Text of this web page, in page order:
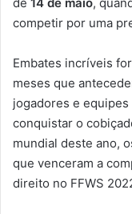
competir por uma
Embates incríveis
meses que
jogadores e
conquistar o
mundial deste ano,
que venceram a
direito no FFWS